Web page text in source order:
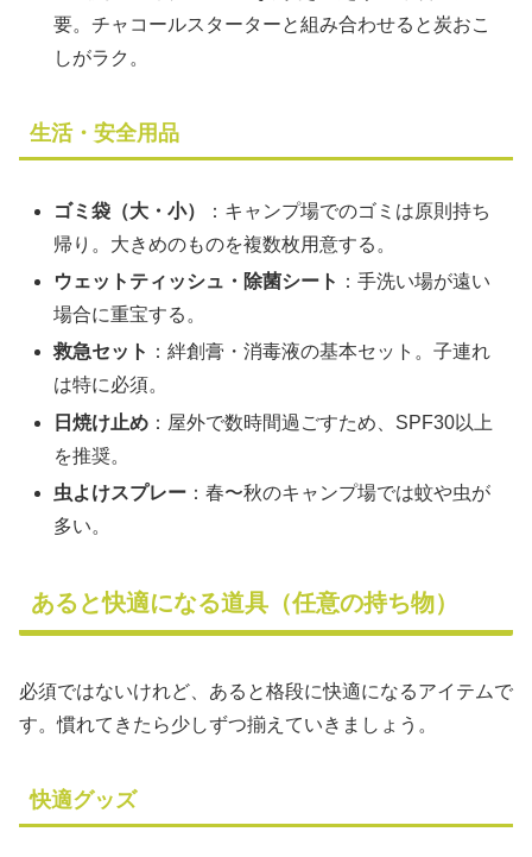
要。チャコールスターターと組み合わせると炭おこ
しがラク。
生活・安全用品
ゴミ袋（大・小）
：キャンプ場でのゴミは原則持ち
帰り。大きめのものを複数枚用意する。
ウェットティッシュ・除菌シート ：手洗い場が遠い
場合に重宝する。
救急セット ：絆創膏・消毒液の基本セット。子連れ
は特に必須。
日焼け止め ：屋外で数時間過ごすため、SPF30以上
を推奨。
虫よけスプレー ：春〜秋のキャンプ場では蚊や虫が
多い。
あると快適になる道具（任意の持ち物）
必須ではないけれど、あると格段に快適になるアイテムで
す。慣れてきたら少しずつ揃えていきましょう。
快適グッズ